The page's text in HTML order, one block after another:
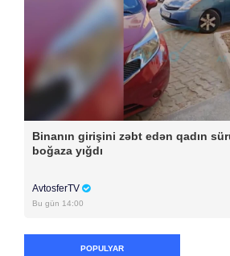
Binanın girişini zəbt edən qadın
boğaza yığdı
AvtosferTV
Bu gün 14:00
POPULYAR